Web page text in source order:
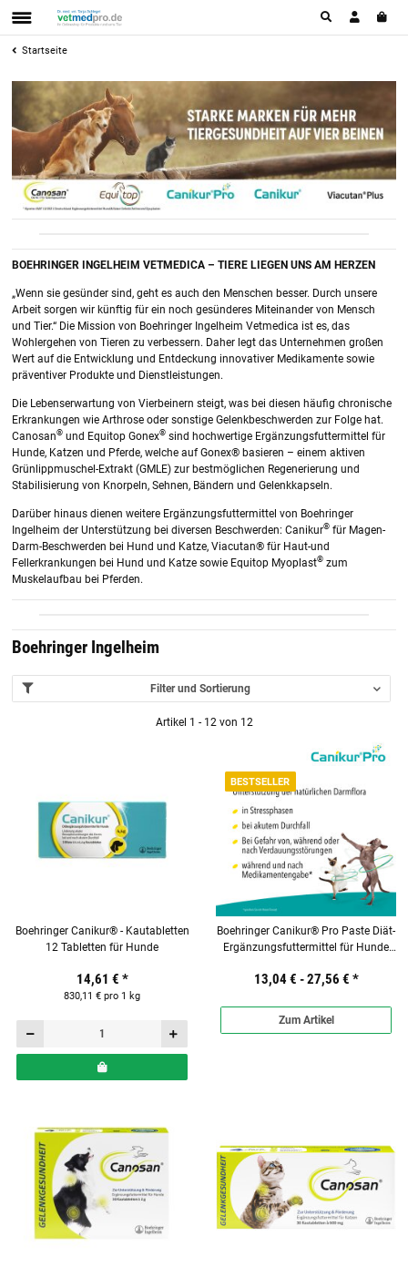
Startseite
BOEHRINGER INGELHEIM VETMEDICA – TIERE LIEGEN UNS AM HERZEN
„Wenn sie gesünder sind, geht es auch den Menschen besser. Durch unsere
Arbeit sorgen wir künftig für ein noch gesünderes Miteinander von Mensch
und Tier.“ Die Mission von Boehringer Ingelheim Vetmedica ist es, das
Wohlergehen von Tieren zu verbessern. Daher legt das Unternehmen großen
Wert auf die Entwicklung und Entdeckung innovativer Medikamente sowie
präventiver Produkte und Dienstleistungen.
Die Lebenserwartung von Vierbeinern steigt, was bei diesen häufig chronische
Erkrankungen wie Arthrose oder sonstige Gelenkbeschwerden zur Folge hat.
Canosan® und Equitop Gonex® sind hochwertige Ergänzungsfuttermittel für
Hunde, Katzen und Pferde, welche auf Gonex® basieren – einem aktiven
Grünlippmuschel-Extrakt (GMLE) zur bestmöglichen Regenerierung und
Stabilisierung von Knorpeln, Sehnen, Bändern und Gelenkkapseln.
Darüber hinaus dienen weitere Ergänzungsfuttermittel von Boehringer
Ingelheim der Unterstützung bei diversen Beschwerden: Canikur® für Magen-
Darm-Beschwerden bei Hund und Katze, Viacutan® für Haut-und
Fellerkrankungen bei Hund und Katze sowie Equitop Myoplast® zum
Muskelaufbau bei Pferden.
Boehringer Ingelheim
Filter und Sortierung
Artikel 1 - 12 von 12
Boehringer Canikur® - Kautabletten
12 Tabletten für Hunde
14,61 € *
830,11 € pro 1 kg
BESTSELLER
Boehringer Canikur® Pro Paste Diät-
Ergänzungsfuttermittel für Hunde
13,04 € -27,56 € *
Zum Artikel